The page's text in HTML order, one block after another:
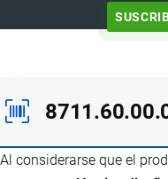
Al considerarse que el